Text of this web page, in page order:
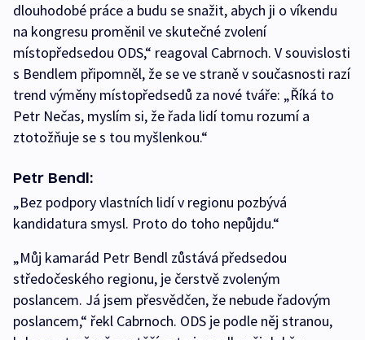
dlouhodobé práce a budu se snažit, abych ji o víkendu
na kongresu proměnil ve skutečné zvolení
místopředsedou ODS,“ reagoval Cabrnoch. V souvislosti
s Bendlem připomněl, že se ve straně v současnosti razí
trend výměny místopředsedů za nové tváře: „Říká to
Petr Nečas, myslím si, že řada lidí tomu rozumí a
ztotožňuje se s tou myšlenkou.“
Petr Bendl:
„Bez podpory vlastních lidí v regionu pozbývá
kandidatura smysl. Proto do toho nepůjdu.“
„Můj kamarád Petr Bendl zůstává předsedou
středočeského regionu, je čerstvě zvoleným
poslancem. Já jsem přesvědčen, že nebude řadovým
poslancem,“ řekl Cabrnoch. ODS je podle něj stranou,